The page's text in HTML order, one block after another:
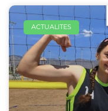
ACTUALITES